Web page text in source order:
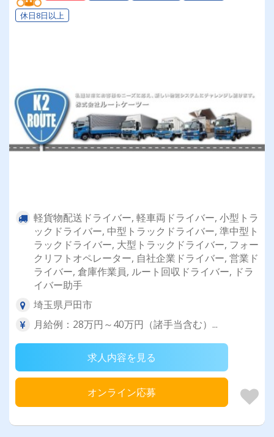
休日8日以上
軽貨物配送ドライバー, 軽車両ドライバー, 小型トラ
ックドライバー, 中型トラックドライバー, 準中型ト
ラックドライバー, 大型トラックドライバー, フォー
クリフトオペレーター, 自社企業ドライバー, 営業ド
ライバー, 倉庫作業員, ルート回収ドライバー, ドラ
イバー助手
埼玉県戸田市
月給例：28万円～40万円（諸手当含む）...
求人内容を見る
オンライン応募